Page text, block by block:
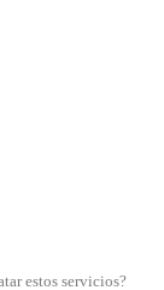
estos servicios?